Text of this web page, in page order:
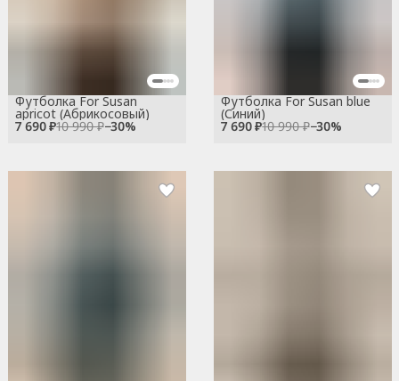
7 690 ₽10 990 ₽−30%
Футболка For Susan
apricot (Абрикосовый)
7 690 ₽10 990 ₽−30%
Футболка For Susan blue
(Синий)